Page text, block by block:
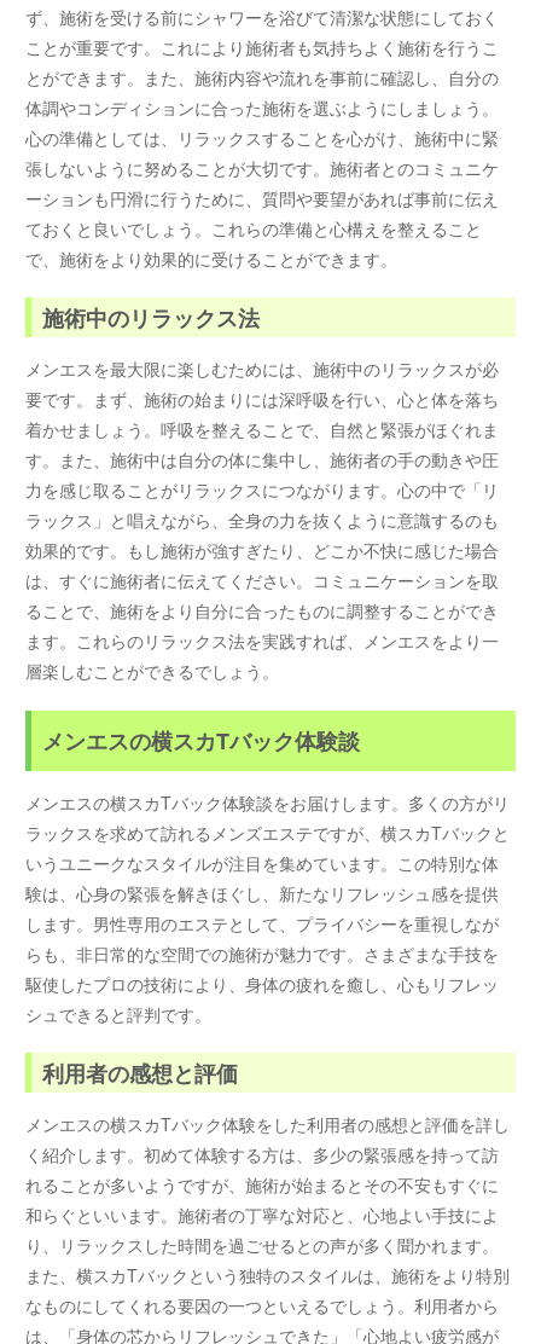
ず、施術を受ける前にシャワーを浴びて清潔な状態にしておく
ことが重要です。これにより施術者も気持ちよく施術を行うこ
とができます。また、施術内容や流れを事前に確認し、自分の
体調やコンディションに合った施術を選ぶようにしましょう。
心の準備としては、リラックスすることを心がけ、施術中に緊
張しないように努めることが大切です。施術者とのコミュニケ
ーションも円滑に行うために、質問や要望があれば事前に伝え
ておくと良いでしょう。これらの準備と心構えを整えること
で、施術をより効果的に受けることができます。
施術中のリラックス法
メンエスを最大限に楽しむためには、施術中のリラックスが必
要です。まず、施術の始まりには深呼吸を行い、心と体を落ち
着かせましょう。呼吸を整えることで、自然と緊張がほぐれま
す。また、施術中は自分の体に集中し、施術者の手の動きや圧
力を感じ取ることがリラックスにつながります。心の中で「リ
ラックス」と唱えながら、全身の力を抜くように意識するのも
効果的です。もし施術が強すぎたり、どこか不快に感じた場合
は、すぐに施術者に伝えてください。コミュニケーションを取
ることで、施術をより自分に合ったものに調整することができ
ます。これらのリラックス法を実践すれば、メンエスをより一
層楽しむことができるでしょう。
メンエスの横スカTバック体験談
メンエスの横スカTバック体験談をお届けします。多くの方がリ
ラックスを求めて訪れるメンズエステですが、横スカTバックと
いうユニークなスタイルが注目を集めています。この特別な体
験は、心身の緊張を解きほぐし、新たなリフレッシュ感を提供
します。男性専用のエステとして、プライバシーを重視しなが
らも、非日常的な空間での施術が魅力です。さまざまな手技を
駆使したプロの技術により、身体の疲れを癒し、心もリフレッ
シュできると評判です。
利用者の感想と評価
メンエスの横スカTバック体験をした利用者の感想と評価を詳し
く紹介します。初めて体験する方は、多少の緊張感を持って訪
れることが多いようですが、施術が始まるとその不安もすぐに
和らぐといいます。施術者の丁寧な対応と、心地よい手技によ
り、リラックスした時間を過ごせるとの声が多く聞かれます。
また、横スカTバックという独特のスタイルは、施術をより特別
なものにしてくれる要因の一つといえるでしょう。利用者から
は、「身体の芯からリフレッシュできた」「心地よい疲労感が